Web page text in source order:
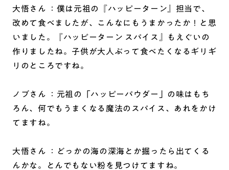
大悟さん ：僕は元祖の『ハッピーターン』担当で、
改めて食べましたが、こんなにもうまかったか！と思
いました。『ハッピーターン スパイス』もえぐいの
作りましたね。子供が大人ぶって食べたくなるギリギ
リのところですね。
ノブさん ：元祖の「ハッピーパウダー」の味はもち
ろん、何でもうまくなる魔法のスパイス、あれをかけ
てますね。
大悟さん ：どっかの海の深海とか掘ったら出てくる
んかな。とんでもない粉を見つけてますね。